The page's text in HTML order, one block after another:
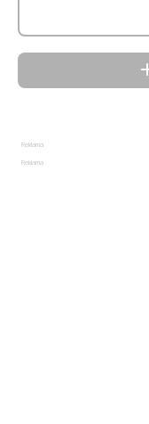
Reklama
Reklama